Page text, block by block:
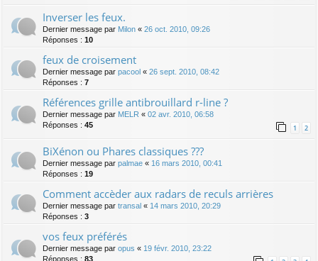
Inverser les feux.
Dernier message par Milon « 26 oct. 2010, 09:26
Réponses : 10
feux de croisement
Dernier message par pacool « 26 sept. 2010, 08:42
Réponses : 7
Références grille antibrouillard r-line ?
Dernier message par MELR « 02 avr. 2010, 06:58
Réponses : 45 1 2
BiXénon ou Phares classiques ???
Dernier message par palmae « 16 mars 2010, 00:41
Réponses : 19
Comment accèder aux radars de reculs arrières
Dernier message par transal « 14 mars 2010, 20:29
Réponses : 3
vos feux préférés
Dernier message par opus « 19 févr. 2010, 23:22
Réponses : 83